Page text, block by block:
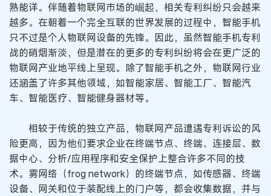
熟能详。伴随着物联网市场的崛起，相关专利纠纷只会越来
越多。在朝着一个完全互联的世界发展的过程中，智能手机
只不过是个人物联网设备的先锋。因此，虽然智能手机专利
战的硝烟渐淡，但是潜在的更多的专利纠纷将会在更广泛的
物联网产业地平线上呈现。除了智能手机之外，物联网行业
还涵盖了许多其他领域，如智能家居、智能工厂、智能汽
车、智能医疗、智能健身器材等。
相较于传统的独立产品，物联网产品遭遇专利诉讼的风
险更高，因为他们要求企业在终端节点、终端、连接层、数
据中心、分析/应用程序和安全保护上整合许多不同的技
术。雾网络（frog network）的终端节点，如传感器、终端
设备、网关和位于装配线上的门户等，都会收集数据，并与